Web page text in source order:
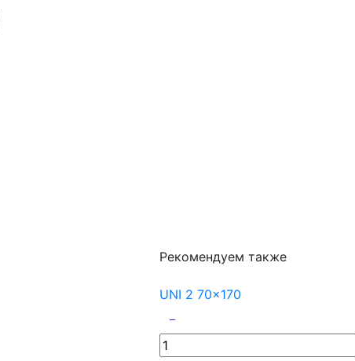
Рекомендуем также
UNI 2 70x170